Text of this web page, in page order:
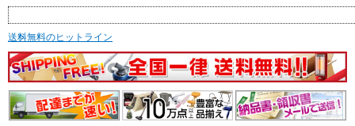
送料無料のヒットライン